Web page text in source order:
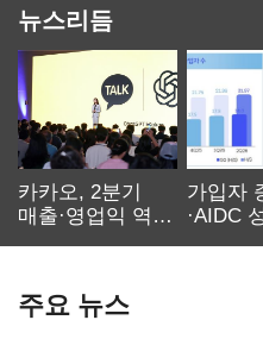
뉴스리듬
카카오, 2분기
매출·영업익 역대
가입자
·AIDC
주요 뉴스